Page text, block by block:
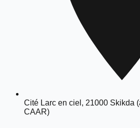
Cité Larc en ciel, 21000 Skikda
CAAR)